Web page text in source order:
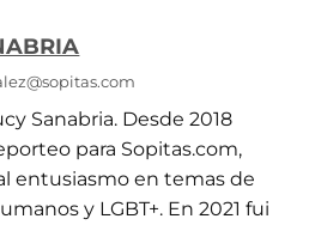
Sanabria. Desde 2018
para Sopitas.com,
entusiasmo en temas de
y LGBT+. En 2021 fui